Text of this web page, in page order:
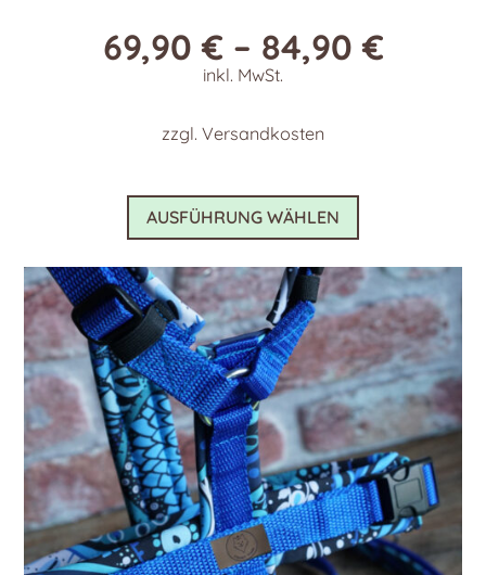
69,90€ – 84,90€
inkl. MwSt.
zzgl. Versandkosten
AUSFÜHRUNG WÄHLEN
Dieses
weist
mehrere
Varianten
auf.
Die
Optionen
können
auf
der
Produktseite
gewählt
werden